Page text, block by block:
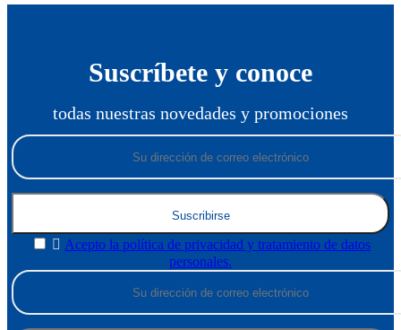
Suscríbete y conoce
todas nuestras novedades y promociones
Suscribirse
 Acepto la política de privacidad y tratamiento de datos
personales.